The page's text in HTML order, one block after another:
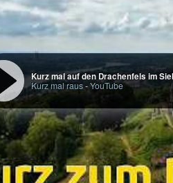
Kurz mal auf den Drachenfels im
Kurz mal raus-YouTube